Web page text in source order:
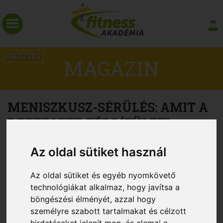
Az oldal sütiket használ
Az oldal sütiket és egyéb nyomkövető
technológiákat alkalmaz, hogy javítsa a
böngészési élményét, azzal hogy
személyre szabott tartalmakat és célzott
EGÉSZSÉG MAGAZIN
MENISZKUSZ-SÉRÜLÉS: AMIT A
RETTEGETT TÉRDÍZÜLETI